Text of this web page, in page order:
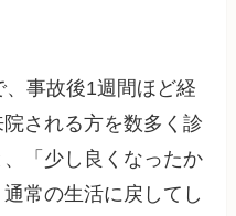
事故後1週間ほど経
される方を数多く診
「少し良くなったか
常の生活に戻してし